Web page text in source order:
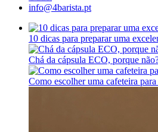
info@4barista.pt
10 dicas para preparar uma
Chá da cápsula ECO, porque
Como escolher uma cafeteira